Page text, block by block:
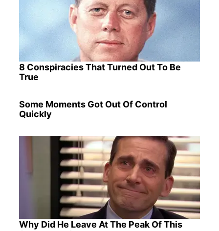
8 Conspiracies That Turned Out To Be
True
Some Moments Got Out Of Control
Quickly
Why Did He Leave At The Peak Of This